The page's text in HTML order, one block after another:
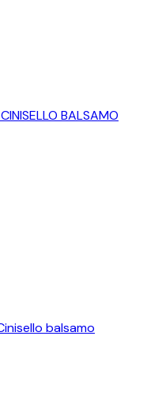
BALSAMO
balsamo